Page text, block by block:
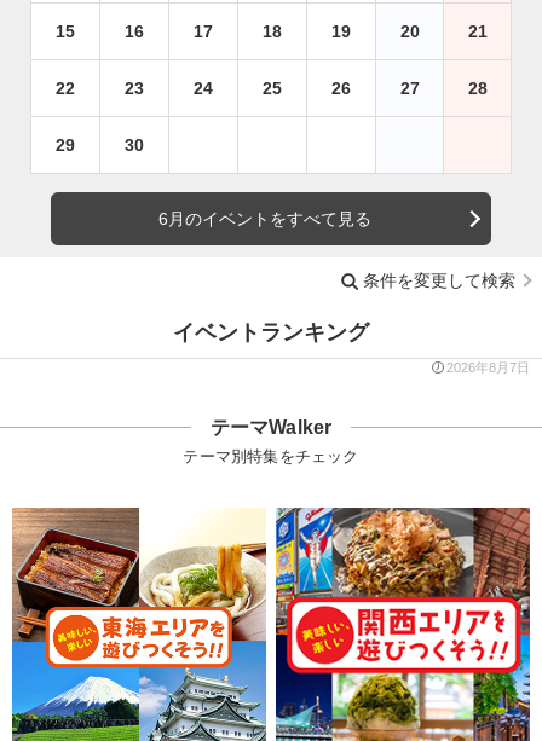
15 16 17 18 19 20 21
22 23 24 25 26 27 28
29 30
6月のイベントをすべて見る
条件を変更して検索
イベントランキング
2026年8月7日
テーマWalker
テーマ別特集をチェック